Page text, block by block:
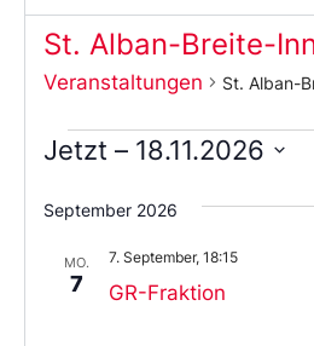
St. Alban-Breite-
Veranstaltungen St. Alban-
Jetzt – 18.11.2026
Sie
das
aus.
September 2026
MO.
7 GR-Fraktion
7. September, 18:15